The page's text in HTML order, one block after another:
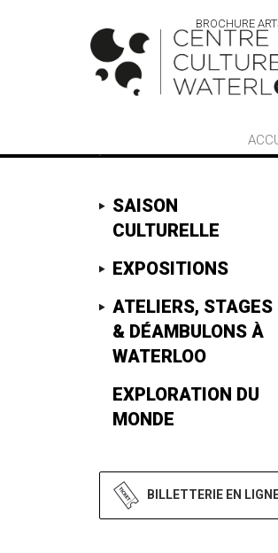
BROCHURE
SAISON
CULTURELLE
EXPOSITIONS
ATELIERS, STAGES
& DÉAMBULONS À
WATERLOO
EXPLORATION DU
MONDE
BILLETTERIE EN